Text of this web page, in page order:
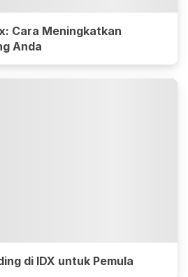
Cara Meningkatkan
Anda
di IDX untuk Pemula